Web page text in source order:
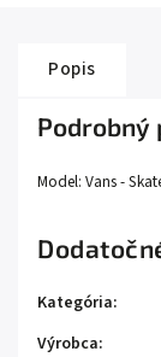
Popis
Podrobný
Model: Vans -
Kategória:
Výrobca: